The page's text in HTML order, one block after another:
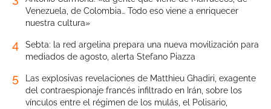
Venezuela, de Colombia… Todo eso viene a enriquecer
nuestra cultura»
4
Sebta: la red argelina prepara una nueva movilización para
mediados de agosto, alerta Stefano Piazza
5
Las explosivas revelaciones de Matthieu Ghadiri, exagente
del contraespionaje francés infiltrado en Irán, sobre los
vínculos entre el régimen de los mulás, el Polisario,